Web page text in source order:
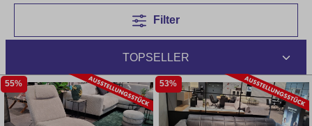
Filter
55% 53%